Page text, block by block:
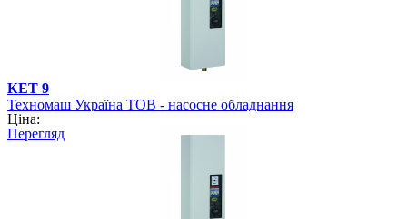
КЕТ 9
Техномаш Україна ТОВ - насосне обладнання
Ціна:
Перегляд